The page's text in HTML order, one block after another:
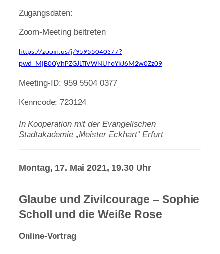
Zugangsdaten:
Zoom-Meeting beitreten
https://zoom.us/j/95955040377?
pwd=MjB0QVhPZGJLTlVWNUhoYkJ6M2w0Zz09
Meeting-ID: 959 5504 0377
Kenncode: 723124
In Kooperation mit der Evangelischen
Stadtakademie „Meister Eckhart“ Erfurt
Montag, 17. Mai 2021, 19.30 Uhr
Glaube und Zivilcourage – Sophie
Scholl und die Weiße Rose
Online-Vortrag